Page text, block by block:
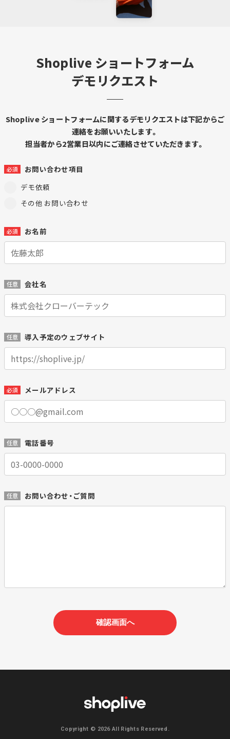
Shoplive ショートフォーム
デモリクエスト
Shoplive ショートフォームに関するデモリクエストは下記からご
連絡をお願いいたします。
担当者から2営業日以内にご連絡させていただきます。
必須
お問い合わせ項目
デモ依頼
その他 お問い合わせ
必須 お名前
任意 会社名
任意 導入予定のウェブサイト
必須 メールアドレス
任意 電話番号
任意 お問い合わせ・ご質問
Copyright © 2026 All Rights Reserved.